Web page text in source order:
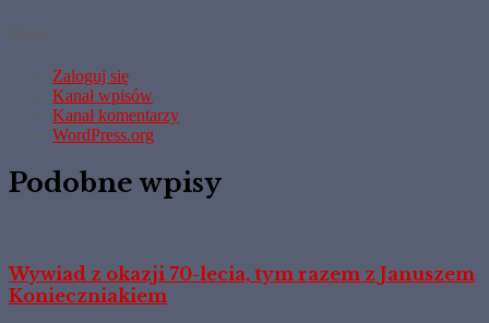
Zaloguj się
Kanał wpisów
Kanał komentarzy
WordPress.org
Podobne wpisy
Wywiad z okazji 70-lecia, tym razem z Januszem
Konieczniakiem